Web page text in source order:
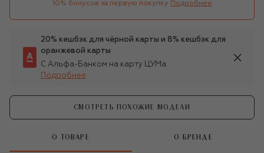
10% бонусов за первую покупку Подробнее
20% кешбэк для чёрной карты и 8% кешбэк для
оранжевой карты
С Альфа-Банком на карту ЦУМа
Подробнее
СМОТРЕТЬ ПОХОЖИЕ МОДЕЛИ
О ТОВАРЕ О БРЕНДЕ